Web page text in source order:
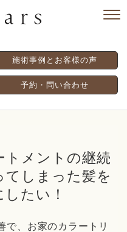
施術事例とお客様の声
予約・問い合わせ
しまった髪を
たい！
で、お家のカラートリ